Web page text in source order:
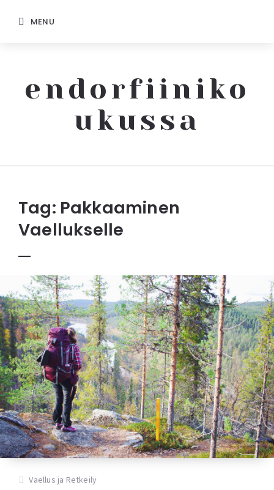
MENU
endorfiiniko
ukussa
Tag: Pakkaaminen
Vaellukselle
Vaellus ja Retkeily